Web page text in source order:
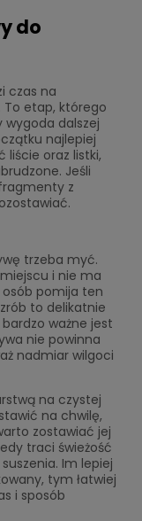
do
czas na
To etap, którego
wygoda dalszej
najlepiej
liście oraz listki,
Jeśli
z
trzeba myć.
i nie ma
pomija ten
to delikatnie
ważne jest
nie powinna
nadmiar wilgoci
na czystej
na chwilę,
zostawiać jej
traci świeżość
Im lepiej
tym łatwiej
i sposób